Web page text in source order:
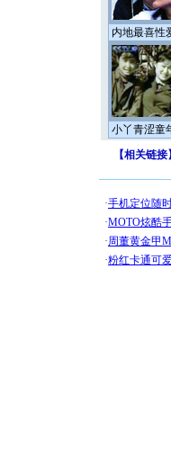
内地最喜性
小丫青涩童
【相关链接】